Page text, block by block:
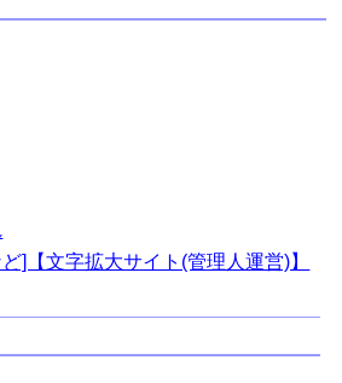
]【文字拡大サイト(管理人運営)】